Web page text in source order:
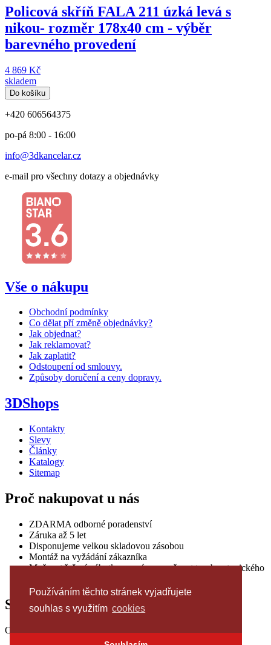
Používáním těchto stránek vyjadřujete
souhlas s využitím cookies
Policová skříň FALA 211 úzká levá s
nikou- rozměr 178x40 cm - výběr
barevného provedení
4 869 Kč
skladem
Do košíku
+420 606564375
po-pá 8:00 - 16:00
info@3dkancelar.cz
e-mail pro všechny dotazy a objednávky
Vše o nákupu
Obchodní podmínky
Co dělat pří změně objednávky?
Jak objednat?
Jak reklamovat?
Jak zaplatit?
Odstoupení od smlouvy.
Způsoby doručení a ceny dopravy.
3DShops
Kontakty
Slevy
Články
Katalogy
Sitemap
Proč nakupovat u nás
ZDARMA odborné poradenství
Záruka až 5 let
Disponujeme velkou skladovou zásobou
Montáž na vyžádání zákazníka
Možnost řešení nábytku na míru a možnost tvorby atypického
Sledujte nás
Odkazy na další obchody